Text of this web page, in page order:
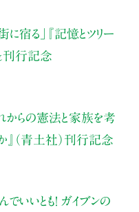
に宿る」
『記憶とツリー
刊行記念
れからの憲法と家族を考
』（青土社）刊行記念
いいとも！ ガイブンの